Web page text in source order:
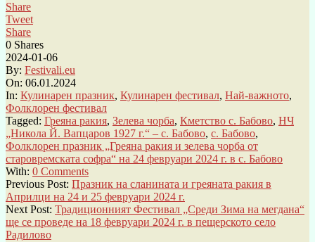
Share
Tweet
Share
0 Shares
2024-01-06
By: Festivali.eu
On: 06.01.2024
In: Кулинарен празник, Кулинарен фестивал, Най-важното,
Фолклорен фестивал
Tagged: Греяна ракия, Зелева чорба, Кметство с. Бабово, НЧ
„Никола Й. Вапцаров 1927 г.“ – с. Бабово, с. Бабово,
Фолклорен празник „Греяна ракия и зелева чорба от
старовремската софра“ на 24 февруари 2024 г. в с. Бабово
With: 0 Comments
Previous Post: Празник на сланината и греяната ракия в
Априлци на 24 и 25 февруари 2024 г.
Next Post: Традиционният Фестивал „Среди Зима на мегдана“
ще се проведе на 18 февруари 2024 г. в пещерското село
Радилово